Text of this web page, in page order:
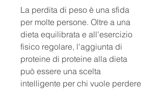
La perdita di peso è una sfida
per molte persone. Oltre a una
dieta equilibrata e all'esercizio
fisico regolare, l'aggiunta di
proteine ​​di proteine alla dieta
può essere una scelta
intelligente per chi vuole perdere